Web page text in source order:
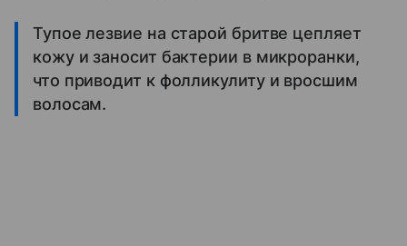
Тупое лезвие на старой бритве цепляет
кожу и заносит бактерии в микроранки,
что приводит к фолликулиту и вросшим
волосам.